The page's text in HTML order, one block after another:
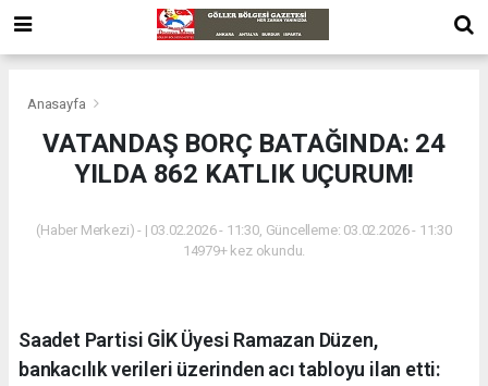
Anasayfa
VATANDAŞ BORÇ BATAĞINDA: 24
YILDA 862 KATLIK UÇURUM!
(Haber Merkezi) - | 03.02.2026 - 11:30, Güncelleme: 03.02.2026 - 11:30
14979+ kez okundu.
Saadet Partisi GİK Üyesi Ramazan Düzen,
bankacılık verileri üzerinden acı tabloyu ilan etti: